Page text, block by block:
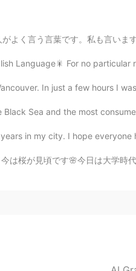
確かに日本語が難しいだと思います。漢字はありますし、
Language🎇 For no particular
In just a few hours I
Sea and the most
in my city. I hope everyone
ランス人の友人と一緒に行ってみましたが、意外と混んでいな